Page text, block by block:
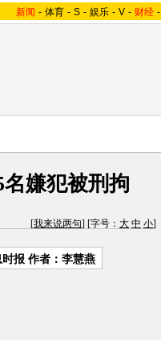
新闻 - 体育 - S - 娱乐 - V - 财经 -
嫌犯被刑拘
[我来说两句] [字号： 大 中 小]
报 作者：李慧燕